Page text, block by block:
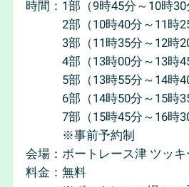
時間：1部（9時45分～10時30
2部（10時40分～11時25
3部（11時35分～12時20
4部（13時00分～13時45
5部（13時55分～14時40
6部（14時50分～15時35
7部（15時45分～16時30
※事前予約制
会場：ボートレース津 ツッ
料金：無料